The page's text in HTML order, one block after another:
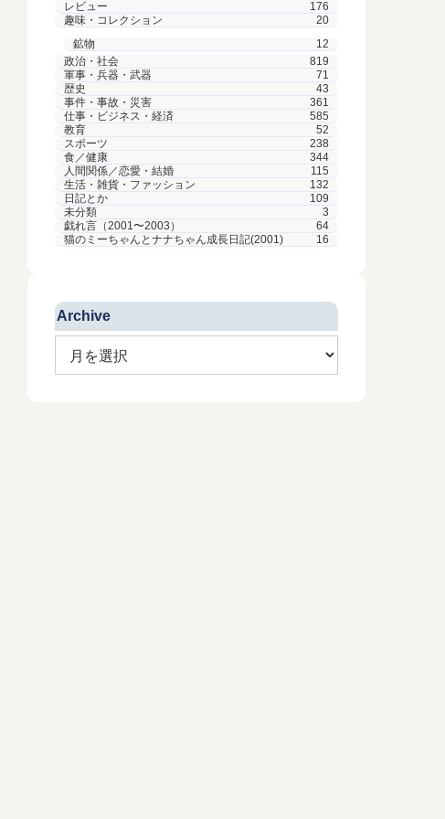
レビュー
176
趣味・コレクション
20
鉱物
12
政治・社会
819
軍事・兵器・武器
71
歴史
43
事件・事故・災害
361
仕事・ビジネス・経済
585
教育
52
スポーツ
238
食／健康
344
人間関係／恋愛・結婚
115
生活・雑貨・ファッション
132
日記とか
109
未分類
3
戯れ言（2001〜2003）
64
猫のミーちゃんとナナちゃん成長日記(2001)
16
Archive